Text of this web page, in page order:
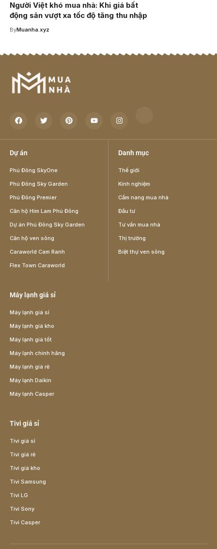
Người Việt khó mua nhà: Khi giá bất
động sản vượt xa tốc độ tăng thu nhập
ByMuanha.xyz
Dự án
Phú Đông SkyOne
Phú Đông Sky Garden
Phú Đông Premier
Căn hộ Him Lam Phú Đông
Dự án Phú Đông Sky Garden
Căn hộ ven sông
Caraworld Cam Ranh
Flex Town Caraworld
Danh mục
Thế giới
Kinh nghiệm
Cẩm nang mua nhà
Đầu tư
Tư vấn mua nhà
Thị trường
Biệt thự ven sông
Máy lạnh giá sỉ
Máy lạnh giá sỉ
Máy lạnh giá kho
Máy lạnh giá tốt
Máy lạnh chính hãng
Máy lạnh giá rẻ
Máy lạnh Daikin
Máy lạnh Casper
Tivi giá sỉ
Tivi giá sỉ
Tivi giá rẻ
Tivi giá kho
Tivi Samsung
Tivi LG
Tivi Sony
Tivi Casper